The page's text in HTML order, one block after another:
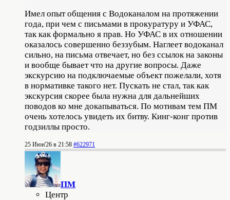
Имел опыт общения с Водоканалом на протяжении
года, при чем с письмами в прокуратуру и УФАС,
так как формально я прав. Но УФАС в их отношении
оказалось совершенно беззубым. Наглеет водоканал
сильно, на письма отвечает, но без ссылок на законы
и вообще бывает что на другие вопросы. Даже
экскурсию на подключаемые объект пожелали, хотя
в нормативке такого нет. Пускать не стал, так как
экскурсия скорее была нужна для дальнейших
поводов ко мне докапываться. По мотивам тем ПМ
очень хотелось увидеть их битву. Кинг-конг против
годзиллы просто.
25 Июн'26 в 21:58 #622971
ПМ
Центр